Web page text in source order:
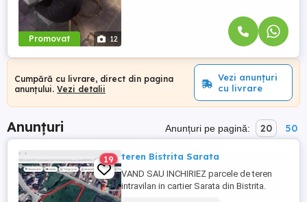
Promovat 12
Cumpără cu livrare, direct din pagina
anunțului. Vezi detalii
Vezi anunțuri
cu livrare
Anunțuri Anunțuri pe pagină: 20 50
19 teren Bistrita Sarata
VAND SAU INCHIRIEZ parcele de teren
intravilan in cartier Sarata din Bistrita.